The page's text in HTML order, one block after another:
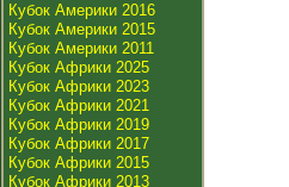
Кубок Америки 2016
Кубок Америки 2015
Кубок Америки 2011
Кубок Африки 2025
Кубок Африки 2023
Кубок Африки 2021
Кубок Африки 2019
Кубок Африки 2017
Кубок Африки 2015
Кубок Африки 2013